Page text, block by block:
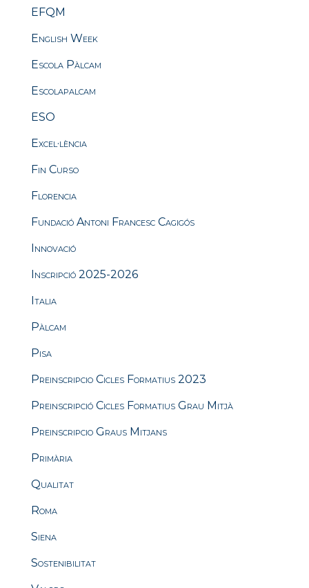
EFQM
English Week
Escola Pàlcam
Escolapalcam
ESO
Excel·lència
Fin Curso
Florencia
Fundació Antoni Francesc Cagigós
Innovació
Inscripció 2025-2026
Italia
Pàlcam
Pisa
Preinscripcio Cicles Formatius 2023
Preinscripció Cicles Formatius Grau Mitjà
Preinscripcio Graus Mitjans
Primària
Qualitat
Roma
Siena
Sostenibilitat